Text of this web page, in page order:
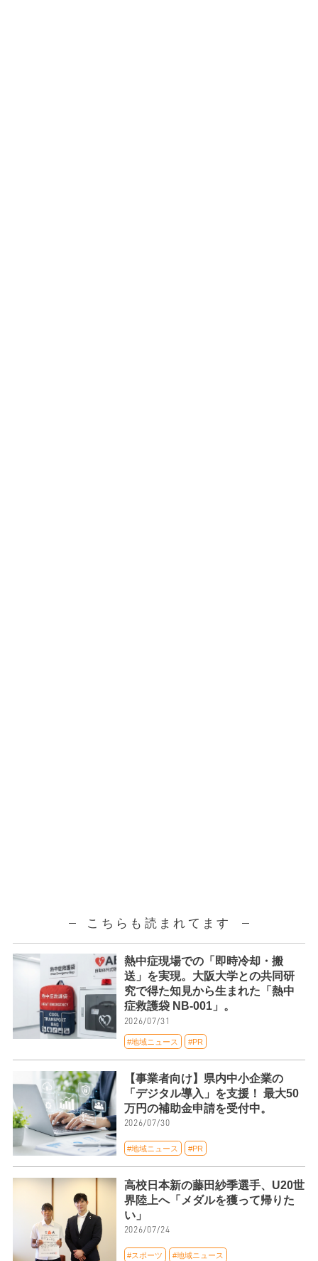
こちらも読まれてます
熱中症現場での「即時冷却・搬
送」を実現。大阪大学との共同研
究で得た知見から生まれた「熱中
症救護袋 NB-001」。
2026/07/31
#地域ニュース #PR
【事業者向け】県内中小企業の
「デジタル導入」を支援！ 最大50
万円の補助金申請を受付中。
2026/07/30
#地域ニュース #PR
高校日本新の藤田紗季選手、U20世
界陸上へ「メダルを獲って帰りた
い」
2026/07/24
#スポーツ #地域ニュース